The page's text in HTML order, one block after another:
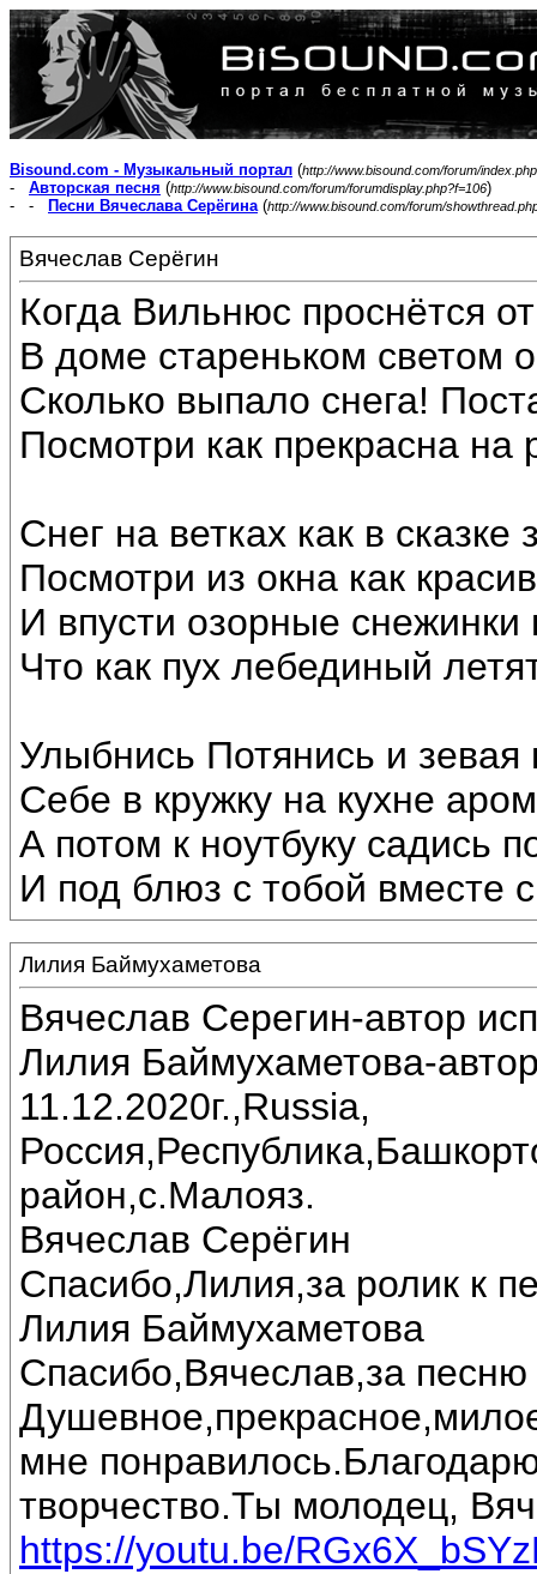
Bisound.com - Музыкальный портал (http://www.bisound.com/forum/index.php
- Авторская песня (http://www.bisound.com/forum/forumdisplay.php?f=106)
- -
Песни Вячеслава Серёгина(http://www.bisound.com/forum/
Вячеслав Серёгин
Когда Вильнюс проснётся
В доме стареньком светом
Сколько выпало снега!
Посмотри как прекрасна на
Снег на ветках как в
Посмотри из окна как
И впусти озорные снежинки
Что как пух лебединый
Улыбнись Потянись и зевая
Себе в кружку на кухне
А потом к ноутбуку садись
И под блюз с тобой вместе
Лилия Баймухаметова
Вячеслав Серегин-автор
Лилия Баймухаметова-
11.12.2020г.,Russia,
район,с.Малояз.
Вячеслав Серёгин
Спасибо,Лилия,за ролик к
Лилия Баймухаметова
Спасибо,Вячеслав,за песню
мне
творчество.Ты молодец,
https://youtu.be/